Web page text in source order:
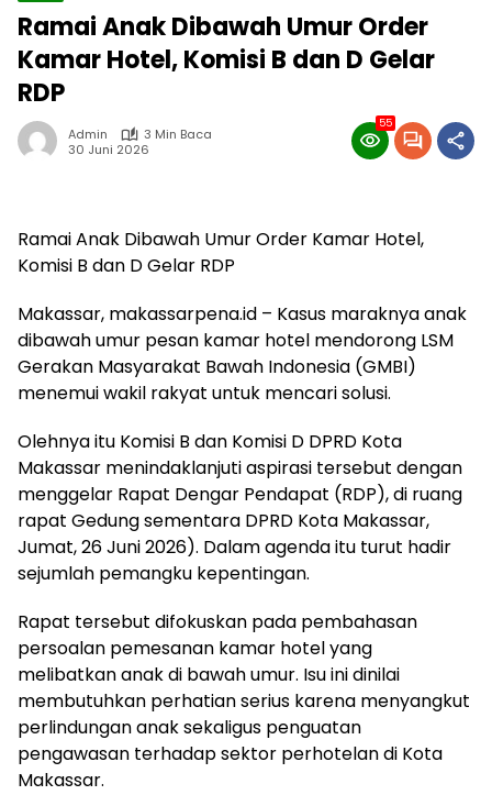
Ramai Anak Dibawah Umur Order
Kamar Hotel, Komisi B dan D Gelar
RDP
Admin
3 Min Baca
30 Juni 2026
55
Ramai Anak Dibawah Umur Order Kamar Hotel,
Komisi B dan D Gelar RDP
Makassar, makassarpena.id – Kasus maraknya anak
dibawah umur pesan kamar hotel mendorong LSM
Gerakan Masyarakat Bawah Indonesia (GMBI)
menemui wakil rakyat untuk mencari solusi.
Olehnya itu Komisi B dan Komisi D DPRD Kota
Makassar menindaklanjuti aspirasi tersebut dengan
menggelar Rapat Dengar Pendapat (RDP), di ruang
rapat Gedung sementara DPRD Kota Makassar,
Jumat, 26 Juni 2026). Dalam agenda itu turut hadir
sejumlah pemangku kepentingan.
Rapat tersebut difokuskan pada pembahasan
persoalan pemesanan kamar hotel yang
melibatkan anak di bawah umur. Isu ini dinilai
membutuhkan perhatian serius karena menyangkut
perlindungan anak sekaligus penguatan
pengawasan terhadap sektor perhotelan di Kota
Makassar.